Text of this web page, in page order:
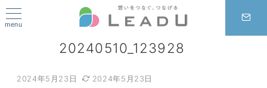
menu
20240510_123928
2024年5月23日 2024年5月23日